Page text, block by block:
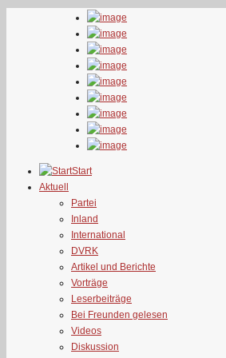
Start
Aktuell
Partei
Inland
International
DVRK
Artikel und Berichte
Vorträge
Leserbeiträge
Bei Freunden gelesen
Videos
Diskussion